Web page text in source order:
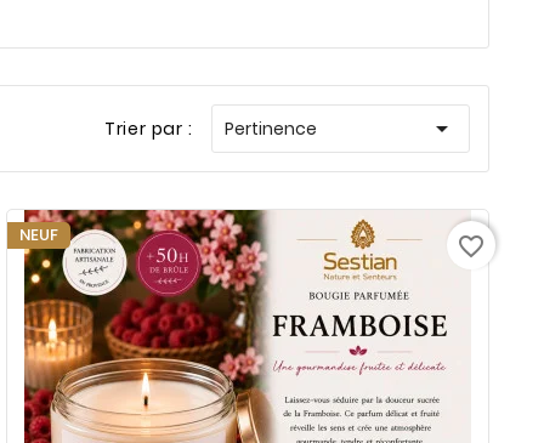
Trier par : Pertinence 
NEUF favorite_border